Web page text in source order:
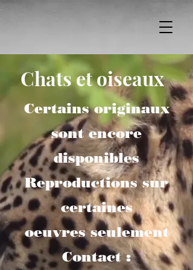
Chats et oiseaux
Certains originaux
sont encore
disponibles
Reproductions sur
certaines
oeuvres seulement
Contact :